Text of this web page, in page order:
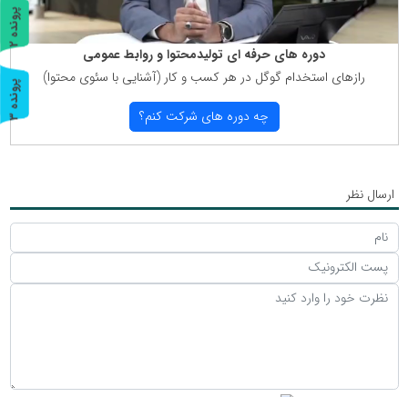
دوره های حرفه ای تولیدمحتوا و روابط عمومی
رازهای استخدام گوگل در هر كسب و كار (آشنایی با سئوی محتوا)
چه دوره های شركت كنم؟
ارسال نظر
پ
ر
و
ن
د
ه
2
پ
ر
و
ن
د
ه
3